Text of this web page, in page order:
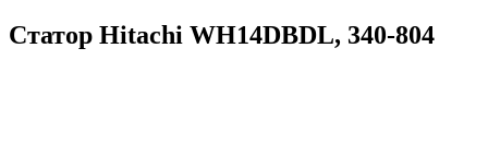
Статор Hitachi WH14DBDL, 340-804